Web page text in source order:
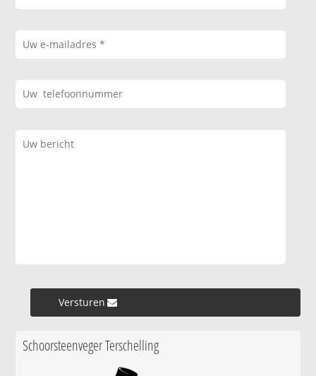
Versturen »
Schoorsteenveger Terschelling